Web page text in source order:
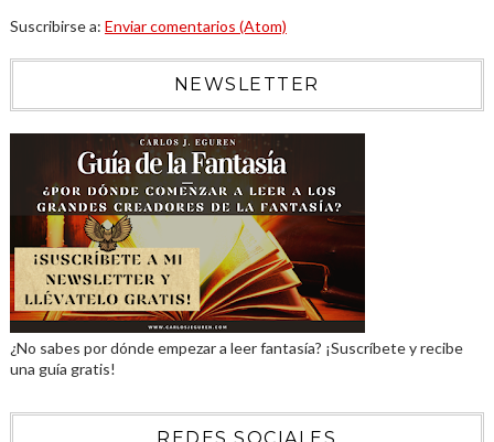
Suscribirse a: Enviar comentarios (Atom)
NEWSLETTER
¿No sabes por dónde empezar a leer fantasía? ¡Suscríbete y recibe
una guía gratis!